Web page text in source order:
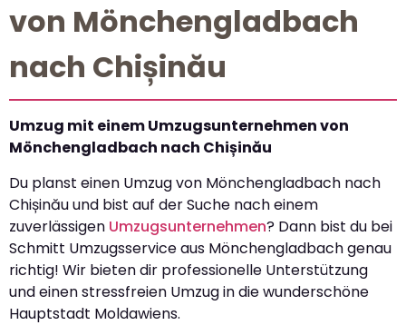
von Mönchengladbach
nach Chișinău
Umzug mit einem Umzugsunternehmen von
Mönchengladbach nach Chișinău
Du planst einen Umzug von Mönchengladbach nach
Chișinău und bist auf der Suche nach einem
zuverlässigen Umzugsunternehmen? Dann bist du bei
Schmitt Umzugsservice aus Mönchengladbach genau
richtig! Wir bieten dir professionelle Unterstützung
und einen stressfreien Umzug in die wunderschöne
Hauptstadt Moldawiens.